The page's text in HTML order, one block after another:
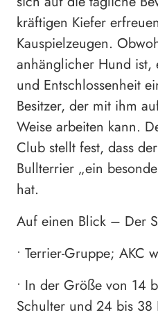
kräftigen Kiefer
Kauspielzeugen.
anhänglicher Hund ist,
und Entschlossenheit
Besitzer, der mit ihm
Weise arbeiten kann.
Club stellt fest, dass
Bullterrier „ein
hat.
Auf einen Blick – Der
• Terrier-Gruppe; AKC
• In der Größe von 14
Schulter und 24 bis 38